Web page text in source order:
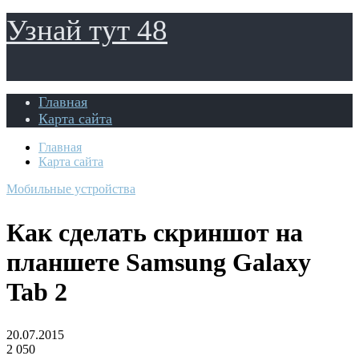
Узнай тут 48
Главная
Карта сайта
Главная
Карта сайта
Мобильные устройства
Как сделать скриншот на
планшете Samsung Galaxy
Tab 2
20.07.2015
2 050